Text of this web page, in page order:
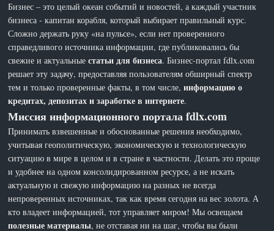
Бизнес – это целый океан событий и новостей, а каждый участник
бизнеса - капитан корабля, который выбирает правильный курс.
Сложно держать руку «на пульсе», если нет проверенного
справедливого источника информации, где публиковались бы
свежие и актуальныестатьи для бизнеса. Бизнес-портал fdlx.com
решает эту задачу, предоставляя пользователям обширный спектр
тем и только проверенные факты, в том числе,информацию о
кредитах, депозитах и заработке в интернете.
Миссия информационного портала fdlx.com
Принимать взвешенные и обоснованные решения необходимо,
учитывая геополитическую, экономическую и технологическую
ситуацию в мире в целом и в стране в частности. Делать это проще
и удобнее на одном консолидированном ресурсе, а не искать
актуальную и свежую информацию на разных не всегда
непроверенных источниках, так как время сегодня на вес золота. А
кто владеет информацией, тот управляет миром! Мы освещаем
полезные материалы, не отставая ни на шаг, чтобы вы были